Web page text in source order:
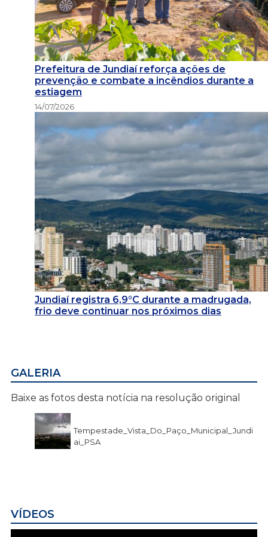
Prefeitura de Jundiaí reforça ações de
prevenção e combate a incêndios durante a
estiagem
14/07/2026
Jundiaí registra 6,9°C durante a madrugada,
frio deve continuar nos próximos dias
GALERIA
Baixe as fotos desta notícia na resolução original
Tempestade_Vista_Do_Paço_Municipal_Jundi
ai_PSA
VÍDEOS